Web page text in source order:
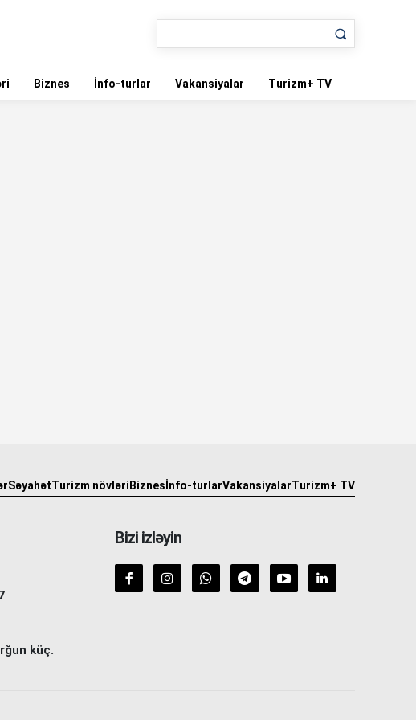
Biznes İnfo-turlar Vakansiyalar Turizm+ TV
SəyahətTurizm növləri Biznes İnfo-turlarVakansiyalarTurizm+ TV
küç.
Bizi izləyin